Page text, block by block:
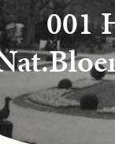
001